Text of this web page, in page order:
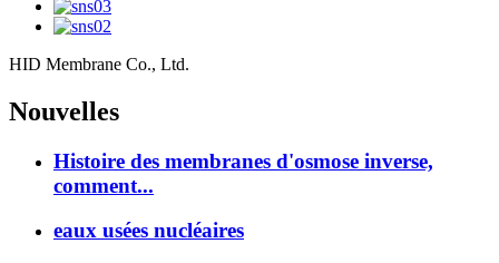
HID Membrane Co., Ltd.
Nouvelles
Histoire des membranes d'osmose inverse,
comment...
eaux usées nucléaires